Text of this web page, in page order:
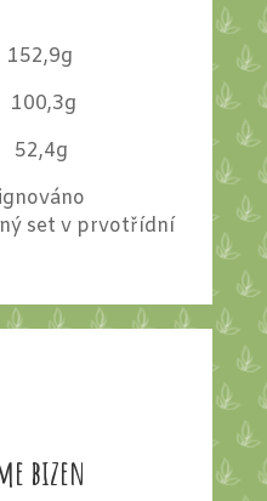
set v prvotřídní
bizen